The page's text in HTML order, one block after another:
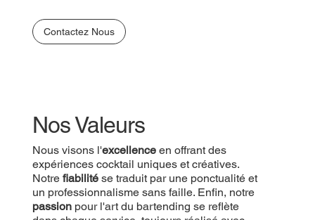
Contactez Nous
Nos Valeurs
Nous visons l'excellenceen offrant des
expériences cocktail uniques et créatives.
Notre fiabilité se traduit par une ponctualité et
un professionnalisme sans faille. Enfin, notre
passionpour l'art du bartending se reflète